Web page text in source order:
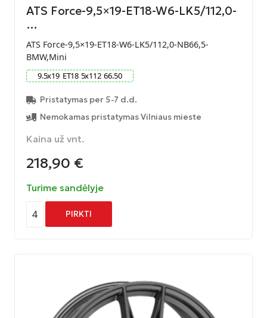
ATS Force-9,5×19-ET18-W6-LK5/112,0-
…
ATS Force-9,5×19-ET18-W6-LK5/112,0-NB66,5-
BMW,Mini
9.5x19 ET18 5x112 66.50
Pristatymas per 5-7 d.d.
Nemokamas pristatymas Vilniaus mieste
Kaina už vnt.
218,90 €
Turime sandėlyje
4 PIRKTI